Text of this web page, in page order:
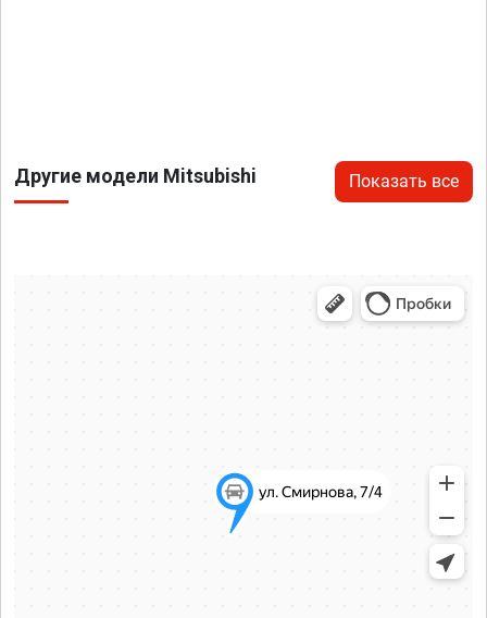
Другие модели Mitsubishi Показать все